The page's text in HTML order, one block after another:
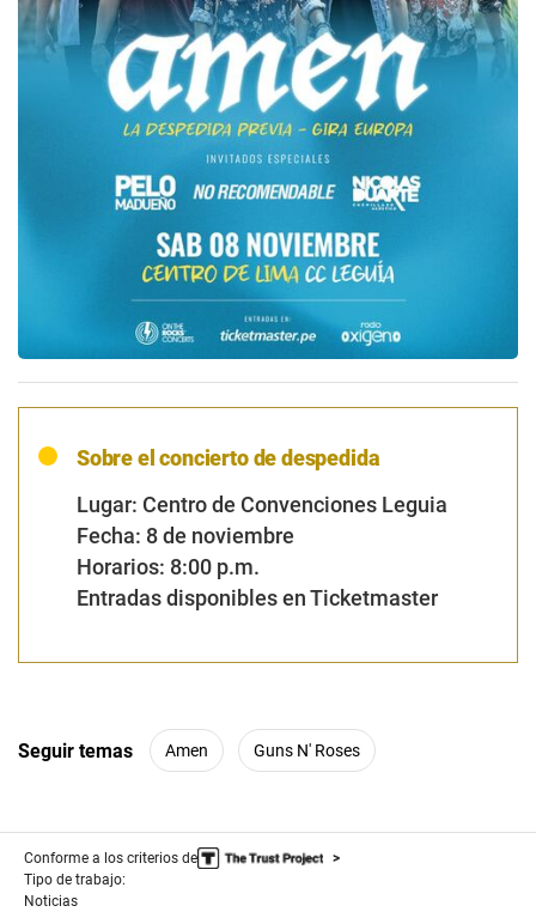
Sobre el concierto de despedida
Lugar: Centro de Convenciones Leguia
Fecha: 8 de noviembre
Horarios: 8:00 p.m.
Entradas disponibles en Ticketmaster
Seguir temas Amen Guns N' Roses
Conforme a los criterios de
Tipo de trabajo:
Noticias